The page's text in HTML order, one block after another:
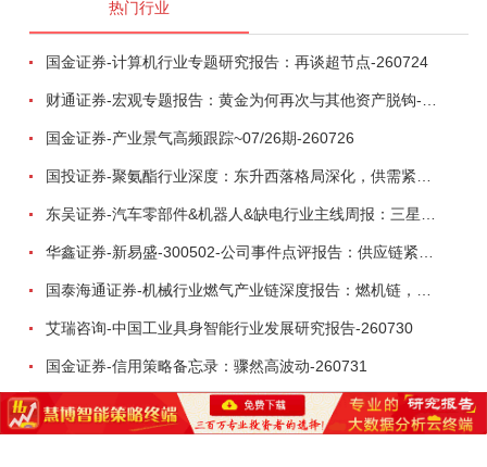
热门行业
国金证券-计算机行业专题研究报告：再谈超节点-260724
国金证券-产业景气高频跟踪~07/26期-260726
艾瑞咨询-中国工业具身智能行业发展研究报告-260730
国金证券-信用策略备忘录：骤然高波动-260731